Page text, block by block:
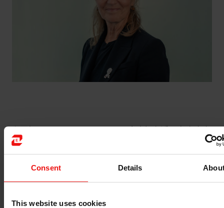
Consent Details
This website uses cookies
挪威和国际公司董事会任职的丰富经验，这些公司涉及科
技、运输、金融、水产养殖以及石油和天然气等领域的上
市和非上市公司，包括 Petroleum Geo Services ASA、
此外，她还是挪威难民理事会主席，该协会是一家在全球